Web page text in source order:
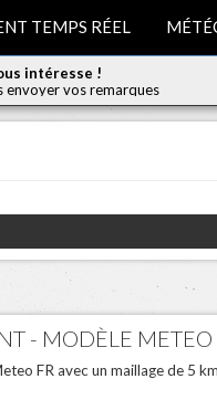
TEMPS RÉEL
intéresse !
envoyer vos remarques
- MODÈLE METEO
FR avec un maillage de 5